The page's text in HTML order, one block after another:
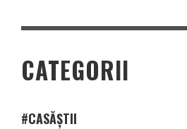
CATEGORII
#CASĂȘTII